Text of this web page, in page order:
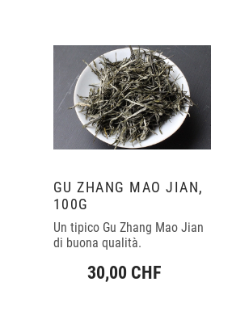
GU ZHANG MAO JIAN,
100G
Un tipico Gu Zhang Mao Jian
di buona qualità.
30,00 CHF